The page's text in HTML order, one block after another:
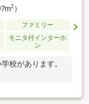
2）
ファミリー
モニタ付インターホ
ン
校があります。